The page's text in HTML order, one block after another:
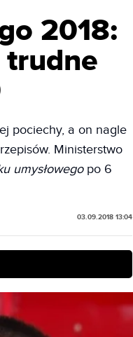
2018:
trudne
pociechy, a on nagle
Ministerstwo
umysłowego po 6
03.09.2018 13:04